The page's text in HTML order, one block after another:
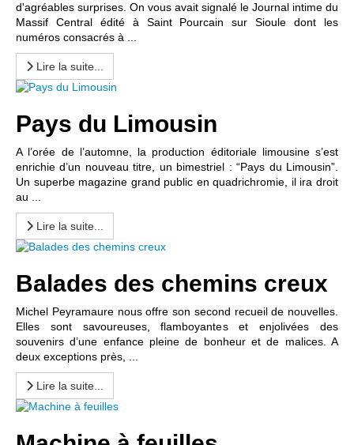
d'agréables surprises. On vous avait signalé le Journal intime du
Massif Central édité à Saint Pourcain sur Sioule dont les
numéros consacrés à ...
Lire la suite...
Pays du Limousin
A l’orée de l’automne, la production éditoriale limousine s’est
enrichie d’un nouveau titre, un bimestriel : “Pays du Limousin”.
Un superbe magazine grand public en quadrichromie, il ira droit
au ...
Lire la suite...
Balades des chemins creux
Michel Peyramaure nous offre son second recueil de nouvelles.
Elles sont savoureuses, flamboyantes et enjolivées des
souvenirs d’une enfance pleine de bonheur et de malices. A
deux exceptions près, ...
Lire la suite...